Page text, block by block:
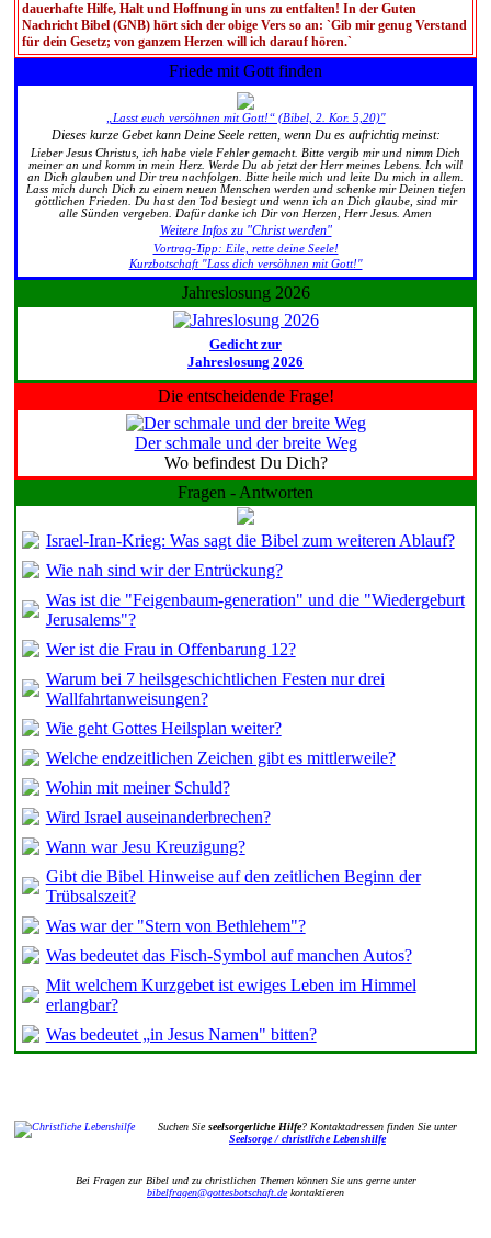
dauerhafte Hilfe, Halt und Hoffnung in uns zu entfalten! In der Guten
Nachricht Bibel (GNB) hört sich der obige Vers so an: `Gib mir genug Verstand
für dein Gesetz; von ganzem Herzen will ich darauf hören.`
Friede mit Gott finden
„Lasst euch versöhnen mit Gott!“ (Bibel, 2. Kor. 5,20)"
Dieses kurze Gebet kann Deine Seele retten, wenn Du es aufrichtig meinst:
Lieber Jesus Christus, ich habe viele Fehler gemacht. Bitte vergib mir und nimm Dich
meiner an und komm in mein Herz. Werde Du ab jetzt der Herr meines Lebens. Ich will
an Dich glauben und Dir treu nachfolgen. Bitte heile mich und leite Du mich in allem.
Lass mich durch Dich zu einem neuen Menschen werden und schenke mir Deinen tiefen
göttlichen Frieden. Du hast den Tod besiegt und wenn ich an Dich glaube, sind mir
alle Sünden vergeben. Dafür danke ich Dir von Herzen, Herr Jesus. Amen
Weitere Infos zu "Christ werden"
Vortrag-Tipp: Eile, rette deine Seele!
Kurzbotschaft "Lass dich versöhnen mit Gott!"
Jahreslosung 2026
Gedicht zur
Jahreslosung 2026
Die entscheidende Frage!
Der schmale und der breite Weg
Wo befindest Du Dich?
Fragen - Antworten
Israel-Iran-Krieg: Was sagt die Bibel zum weiteren Ablauf?
Wie nah sind wir der Entrückung?
Was ist die "Feigenbaum-generation" und die "Wiedergeburt
Jerusalems"?
Wer ist die Frau in Offenbarung 12?
Warum bei 7 heilsgeschichtlichen Festen nur drei
Wallfahrtanweisungen?
Wie geht Gottes Heilsplan weiter?
Welche endzeitlichen Zeichen gibt es mittlerweile?
Wohin mit meiner Schuld?
Wird Israel auseinanderbrechen?
Wann war Jesu Kreuzigung?
Gibt die Bibel Hinweise auf den zeitlichen Beginn der
Trübsalszeit?
Was war der "Stern von Bethlehem"?
Was bedeutet das Fisch-Symbol auf manchen Autos?
Mit welchem Kurzgebet ist ewiges Leben im Himmel
erlangbar?
Was bedeutet „in Jesus Namen" bitten?
Suchen Sieseelsorgerliche Hilfe? Kontaktadressen finden Sie unter
Seelsorge / christliche Lebenshilfe
Bei Fragen zur Bibel und zu christlichen Themen können Sie uns gerne unter
bibelfragen@gottesbotschaft.dekontaktieren